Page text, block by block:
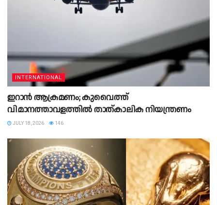
INTERNATIONAL
ഇറാൻ ആക്രമണം; കുവൈത്ത്
വിമാനത്താവളത്തിൽ താത്കാലിക നിയന്ത്രണം
JULY 18, 2026 146